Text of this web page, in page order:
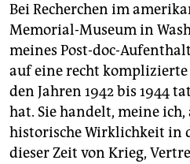
fragen & hilfe
unterstützen
abo
genossenschaft
epaper login
Bei Recherchen im
Memorial-Museum in
meines Post-doc-
auf eine recht komplizierte
den Jahren 1942 bis 1944
hat. Sie handelt, meine ich,
historische Wirklichkeit in
dieser Zeit von Krieg,